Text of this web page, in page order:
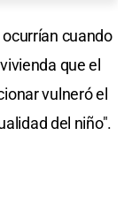
cuando
que el
vulneró el
del niño".